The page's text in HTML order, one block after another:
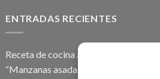
ENTRADAS RECIENTES
Receta de cocina al vacío frutas
“Manzanas asadas en salsa de